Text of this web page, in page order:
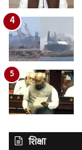
शिक्षा